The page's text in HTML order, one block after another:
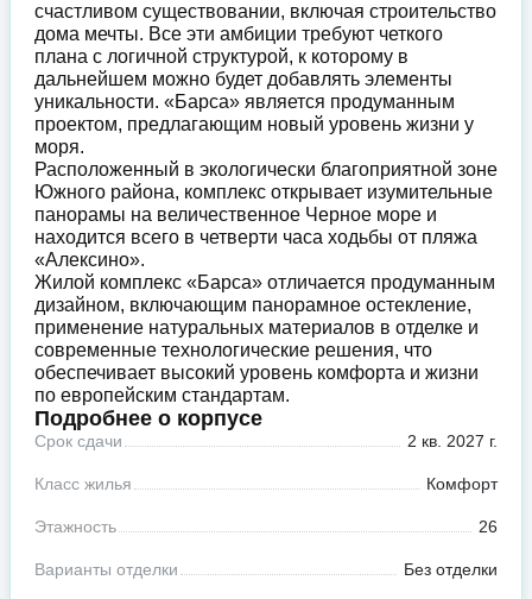
счастливом существовании, включая строительство
дома мечты. Все эти амбиции требуют четкого
плана с логичной структурой, к которому в
дальнейшем можно будет добавлять элементы
уникальности. «Барса» является продуманным
проектом, предлагающим новый уровень жизни у
моря.
Расположенный в экологически благоприятной зоне
Южного района, комплекс открывает изумительные
панорамы на величественное Черное море и
находится всего в четверти часа ходьбы от пляжа
«Алексино».
Жилой комплекс «Барса» отличается продуманным
дизайном, включающим панорамное остекление,
применение натуральных материалов в отделке и
современные технологические решения, что
обеспечивает высокий уровень комфорта и жизни
по европейским стандартам.
Подробнее о корпусе
Срок сдачи 2 кв. 2027 г.
Класс жилья Комфорт
Этажность 26
Варианты отделки Без отделки